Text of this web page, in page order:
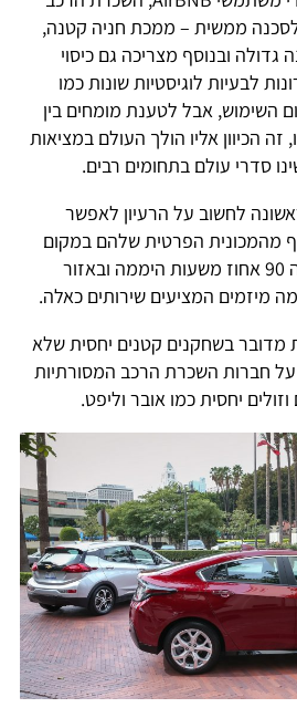
ממשית – ממכת חניה קטנה,
גדולה ובנוסף מצריכה גם כיסוי
לבעיות לוגיסטיות שונות כמו
השימוש, אבל לטענת מומחים בין
הכיוון אליו הולך העולם במציאות
סדרי עולם בתחומים רבים.
לחשוב על הרעיון לאפשר
מהמכונית הפרטית שלהם במקום
שהיא סתם תתייבש בחניה 90 אחוז משעות היממה ובאזור
מיזמים המציעים שירותים כאלה.
בשחקנים קטנים יחסית שלא
על חברות השכרת הרכב המסורתיות
וזולים יחסית כמו אובר וליפט.